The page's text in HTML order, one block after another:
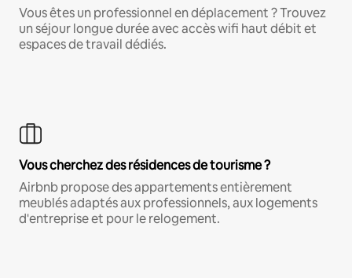
Vous êtes un professionnel en déplacement ? Trouvez
un séjour longue durée avec accès wifi haut débit et
espaces de travail dédiés.
Vous cherchez des résidences de tourisme ?
Airbnb propose des appartements entièrement
meublés adaptés aux professionnels, aux logements
d'entreprise et pour le relogement.